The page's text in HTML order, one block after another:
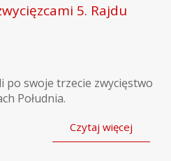
5. Rajdu
po swoje trzecie zwycięstwo
Południa.
Czytaj więcej